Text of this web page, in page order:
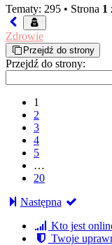
Tematy: 295 • Strona 1
Zdrowie
Przejdź do strony
Przejdź do strony:
1
2
3
4
5
…
20
Następna
Kto jest
Twoje